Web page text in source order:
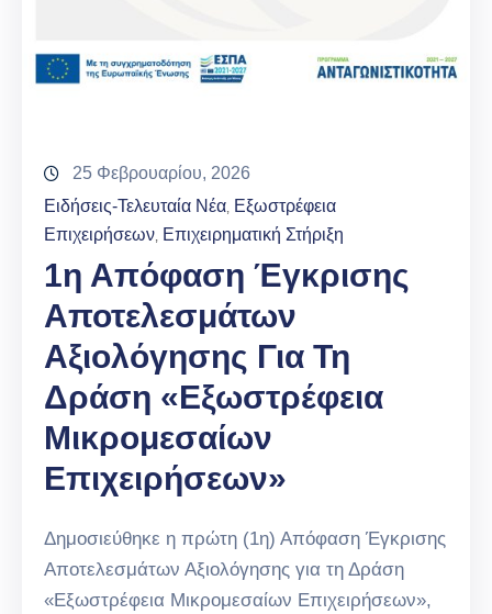
25 Φεβρουαρίου, 2026
Ειδήσεις-Τελευταία Νέα Εξωστρέφεια
Επιχειρήσεων Επιχειρηματική Στήριξη
1η Απόφαση Έγκρισης
Αποτελεσμάτων
Αξιολόγησης Για Τη
Δράση «Εξωστρέφεια
Μικρομεσαίων
Επιχειρήσεων»
Δημοσιεύθηκε η πρώτη (1η) Απόφαση Έγκρισης
Αποτελεσμάτων Αξιολόγησης για τη Δράση
«Εξωστρέφεια Μικρομεσαίων Επιχειρήσεων»,